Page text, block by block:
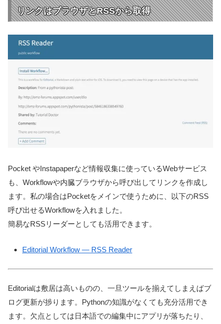
リンクはブラウザとRSSから取得
Pocket やInstapaperなど情報収集に使っているWebサービス
も、Workflowや内臓ブラウザから呼び出してリンクを作成し
ます。私の場合はPocketをメインで使うために、以下のRSS
呼び出せるWorkflowを入れました。
簡易なRSSリーダーとしても活用できます。
Editorial Workflow — RSS Reader
Editorialは敷居は高いものの、一旦ツールを揃えてしまえばブ
ログ更新が捗ります。Pythonの知識がなくても充分活用でき
ます。欠点としては日本語での編集中にアプリが落ちたり、